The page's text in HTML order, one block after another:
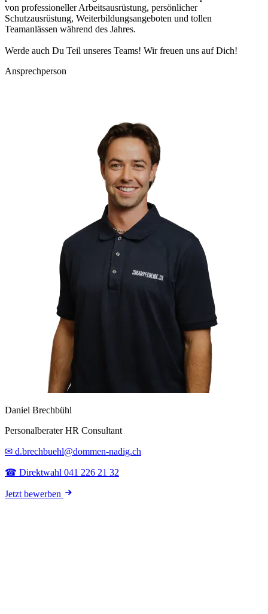
von professioneller Arbeitsausrüstung, persönlicher
Schutzausrüstung, Weiterbildungsangeboten und tollen
Teamanlässen während des Jahres.
Werde auch Du Teil unseres Teams! Wir freuen uns auf Dich!
Ansprechperson
Daniel Brechbühl
Personalberater HR Consultant
✉ d.brechbuehl@dommen-nadig.ch
☎ Direktwahl 041 226 21 32
Jetzt bewerben